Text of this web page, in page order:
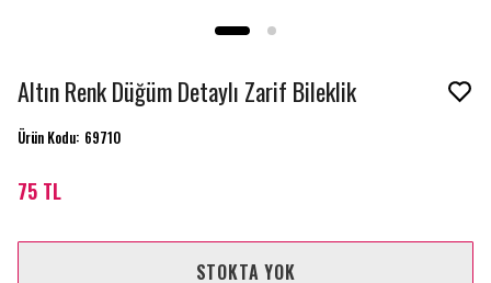
Altın Renk Düğüm Detaylı Zarif Bileklik
Ürün Kodu: 69710
75 TL
STOKTA YOK